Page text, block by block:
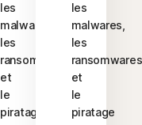
les
malwares,
les
ransomwares
et
le
piratage
les
malwares,
les
ransomwares
et
le
piratage